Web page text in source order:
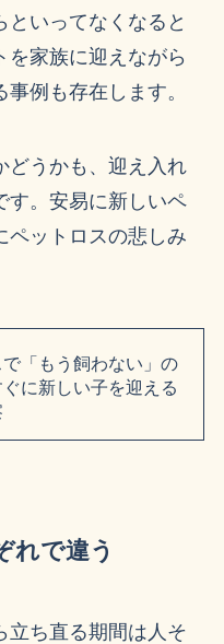
といってなくなると
を家族に迎えながら
例も存在します。
どうかも、迎え入れ
す。安易に新しいペ
ペットロスの悲しみ
「もう飼わない」の
に新しい子を迎える
れで違う
立ち直る期間は人そ